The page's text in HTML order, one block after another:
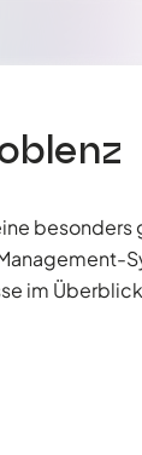
besonders
im